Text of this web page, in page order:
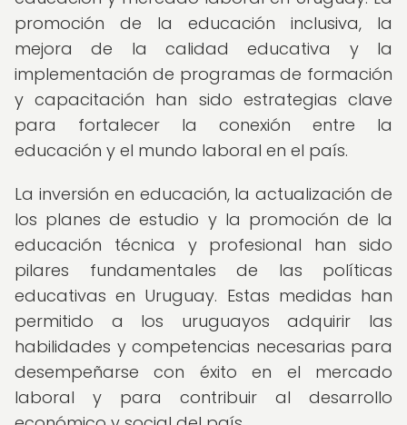
promoción de la educación inclusiva, la
mejora de la calidad educativa y la
implementación de programas de formación
y capacitación han sido estrategias clave
para fortalecer la conexión entre la
educación y el mundo laboral en el país.
La inversión en educación, la actualización de
los planes de estudio y la promoción de la
educación técnica y profesional han sido
pilares fundamentales de las políticas
educativas en Uruguay. Estas medidas han
permitido a los uruguayos adquirir las
habilidades y competencias necesarias para
desempeñarse con éxito en el mercado
laboral y para contribuir al desarrollo